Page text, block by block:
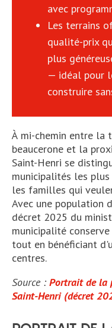
avec
Les terrains
qualité-prix
plus
— idéal pour
construire
À mi-chemin entre la
beaucerone et la
Saint-Henri se
municipalités les
les familles qui
Avec une population
décret 2025 du
municipalité
tout en bénéficiant
centres.
Source : Portrait de la
Saint-Henri (décret